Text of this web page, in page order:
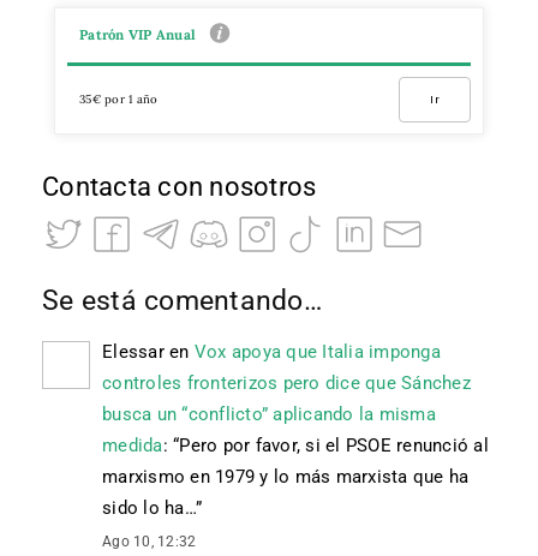
Patrón VIP Anual
35€ por 1 año Ir
Contacta con nosotros
Se está comentando…
Elessaren Vox apoya que Italia imponga
controles fronterizos pero dice que Sánchez
busca un “conflicto” aplicando la misma
medida: “Pero por favor, si el PSOE renunció al
marxismo en 1979 y lo más marxista que ha
sido lo ha…”
Ago 10, 12:32